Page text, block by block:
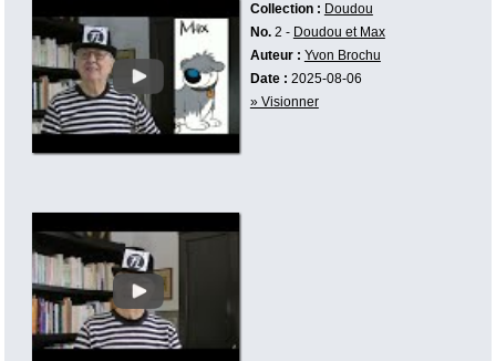
Collection : Doudou
No.2 - Doudou et Max
Auteur : Yvon Brochu
Date : 2025-08-06
» Visionner